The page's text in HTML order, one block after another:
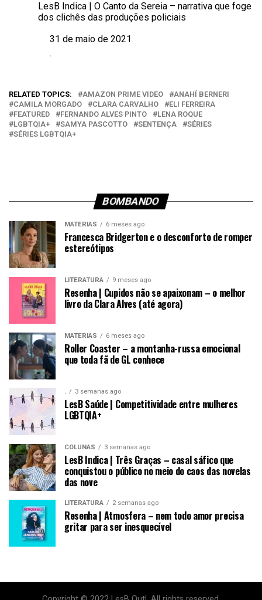
LesB Indica | O Canto da Sereia – narrativa que foge
dos clichês das produções policiais
Data
31 de maio de 2021
Em relação a
.
RELATED TOPICS: AMAZON PRIME VIDEO
ANAHÍ BERNERI
CAMILA MORGADO
CLARA CARVALHO
ELI FERREIRA
FEATURED
FERNANDO ALVES PINTO
LENA ROQUE
LGBTQIA+
SAMYA PASCOTTO SENTENÇA
SÉRIES
SÉRIES LGBTQIA+
BOMBANDO
MATÉRIAS 6 meses ago
Francesca Bridgerton e o desconforto de romper
estereótipos
LITERATURA 9 meses ago
Resenha | Cupidos não se apaixonam – o melhor
livro da Clara Alves (até agora)
MATÉRIAS 6 meses ago
Roller Coaster – a montanha-russa emocional
que toda fã de GL conhece
. 3 semanas ago
LesB Saúde | Competitividade entre mulheres
LGBTQIA+
COLUNAS 3 semanas ago
LesB Indica | Três Graças – casal sáfico que
conquistou o público no meio do caos das novelas
das nove
LITERATURA 2 semanas ago
Resenha | Atmosfera – nem todo amor precisa
gritar para ser inesquecível